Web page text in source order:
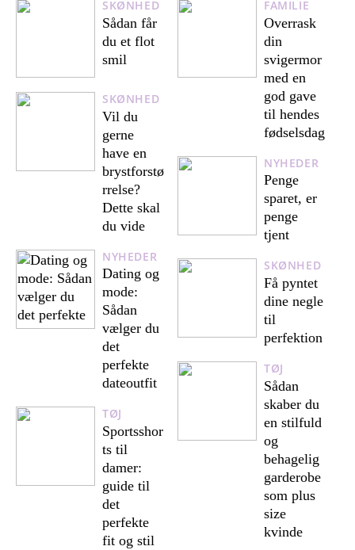
SKØNHED
Sådan får
du et flot
smil
SKØNHED
Vil du
gerne
have en
brystforstø
rrelse?
Dette skal
du vide
NYHEDER
Dating og
mode:
Sådan
vælger du
det
perfekte
dateoutfit
TØJ
Sportsshor
ts til
damer:
guide til
det
perfekte
fit og stil
FAMILIE
Overrask
din
svigermor
med en
god gave
til hendes
fødselsdag
NYHEDER
Penge
sparet, er
penge
tjent
SKØNHED
Få pyntet
dine negle
til
perfektion
TØJ
Sådan
skaber du
en stilfuld
og
behagelig
garderobe
som plus
size
kvinde